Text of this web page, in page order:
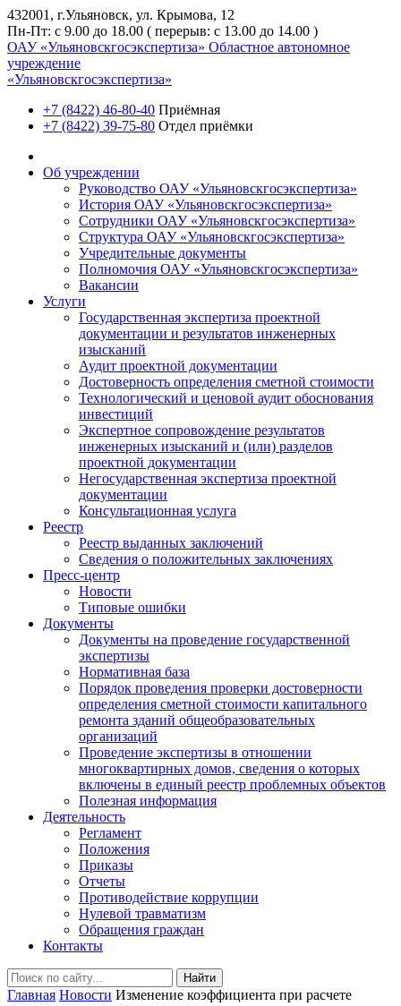
432001, г.Ульяновск, ул. Крымова, 12
Пн-Пт: с 9.00 до 18.00 ( перерыв: с 13.00 до 14.00 )
ОАУ «Ульяновскгосэкспертиза» Областное автономное
учреждение
«Ульяновскгосэкспертиза»
+7 (8422) 46-80-40 Приёмная
+7 (8422) 39-75-80 Отдел приёмки
Об учреждении
Руководство ОАУ «Ульяновскгосэкспертиза»
История ОАУ «Ульяновскгосэкспертиза»
Сотрудники ОАУ «Ульяновскгосэкспертиза»
Структура ОАУ «Ульяновскгосэкспертиза»
Учредительные документы
Полномочия ОАУ «Ульяновскгосэкспертиза»
Вакансии
Услуги
Государственная экспертиза проектной
документации и результатов инженерных
изысканий
Аудит проектной документации
Достоверность определения сметной стоимости
Технологический и ценовой аудит обоснования
инвестиций
Экспертное сопровождение результатов
инженерных изысканий и (или) разделов
проектной документации
Негосударственная экспертиза проектной
документации
Консультационная услуга
Реестр
Реестр выданных заключений
Сведения о положительных заключениях
Пресс-центр
Новости
Типовые ошибки
Документы
Документы на проведение государственной
экспертизы
Нормативная база
Порядок проведения проверки достоверности
определения сметной стоимости капитального
ремонта зданий общеобразовательных
организаций
Проведение экспертизы в отношении
многоквартирных домов, сведения о которых
включены в единый реестр проблемных объектов
Полезная информация
Деятельность
Регламент
Положения
Приказы
Отчеты
Противодействие коррупции
Нулевой травматизм
Обращения граждан
Контакты
Найти
Главная Новости Изменение коэффициента при расчете